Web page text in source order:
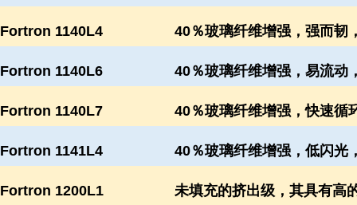
Fortron 1140L4 40％玻璃纤维增强，强而韧
Fortron 1140L6 40％玻璃纤维增强，易流动
Fortron 1140L7 40％玻璃纤维增强，快速循
Fortron 1141L4 40％玻璃纤维增强，低闪光
Fortron 1200L1 未填充的挤出级，其具有高